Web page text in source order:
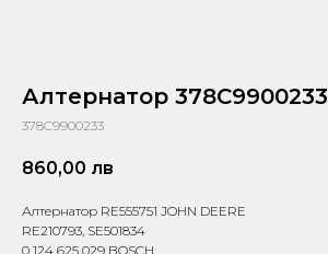
Алтернатор 378C9900233
378C9900233
860,00 лв
Алтернатор RE555751 JOHN DEERE
RE210793, SE501834
0 124 625 029 BOSCH